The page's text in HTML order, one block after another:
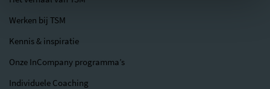
Werken bij TSM
Kennis & inspiratie
Onze InCompany programma’s
Individuele Coaching